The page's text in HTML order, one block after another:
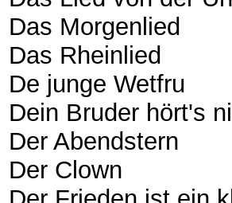
Das Morgenlied
Das Rheinlied
De junge Wetfru
Dein Bruder hört's
Der Abendstern
Der Clown